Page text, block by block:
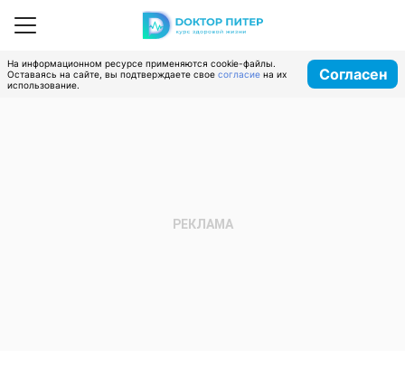
На информационном ресурсе применяются cookie-файлы.
Оставаясь на сайте, вы подтверждаете свое согласие на их
использование.
Согласен